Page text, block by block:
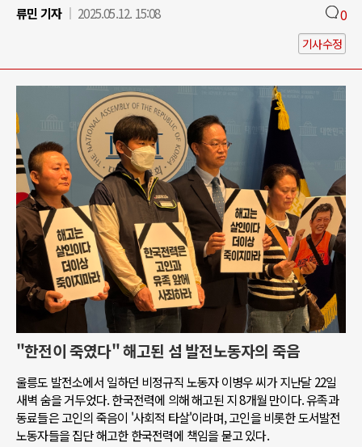
류민 기자
2025.05.12. 15:08 0
기사수정
"한전이 죽였다" 해고된 섬 발전노동자의 죽음
울릉도 발전소에서 일하던 비정규직 노동자 이병우 씨가 지난달 22일
새벽 숨을 거두었다. 한국전력에 의해 해고된 지 8개월 만이다. 유족과
동료들은 고인의 죽음이 '사회적 타살'이라며, 고인을 비롯한 도서발전
노동자들을 집단 해고한 한국전력에 책임을 묻고 있다.